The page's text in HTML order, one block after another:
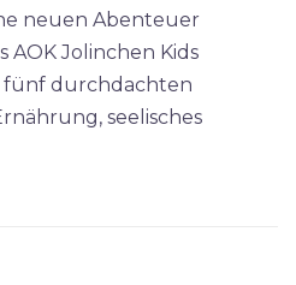
neuen Abenteuer
AOK Jolinchen Kids
fünf durchdachten
seelisches